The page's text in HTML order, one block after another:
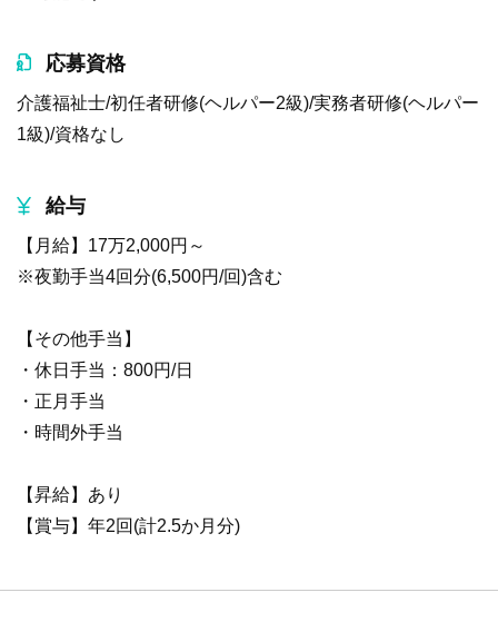
応募資格
介護福祉士/初任者研修(ヘルパー2級)/実務者研修(ヘルパー
1級)/資格なし
給与
【月給】17万2,000円～
※夜勤手当4回分(6,500円/回)含む
【その他手当】
・休日手当：800円/日
・正月手当
・時間外手当
【昇給】あり
【賞与】年2回(計2.5か月分)